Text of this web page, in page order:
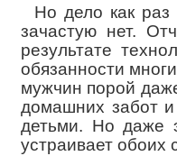
Но дело как раз
зачастую нет.
результате
обязанности
мужчин порой
домашних забот
детьми. Но даже
устраивает обоих